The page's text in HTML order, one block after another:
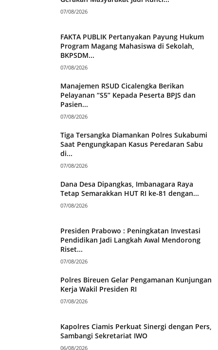
07/08/2026
FAKTA PUBLIK Pertanyakan Payung Hukum
Program Magang Mahasiswa di Sekolah,
BKPSDM...
07/08/2026
Manajemen RSUD Cicalengka Berikan
Pelayanan “S5” Kepada Peserta BPJS dan
Pasien...
07/08/2026
Tiga Tersangka Diamankan Polres Sukabumi
Saat Pengungkapan Kasus Peredaran Sabu
di...
07/08/2026
Dana Desa Dipangkas, Imbanagara Raya
Tetap Semarakkan HUT RI ke-81 dengan...
07/08/2026
Presiden Prabowo : Peningkatan Investasi
Pendidikan Jadi Langkah Awal Mendorong
Riset...
07/08/2026
Polres Bireuen Gelar Pengamanan Kunjungan
Kerja Wakil Presiden RI
07/08/2026
Kapolres Ciamis Perkuat Sinergi dengan Pers,
Sambangi Sekretariat IWO
06/08/2026